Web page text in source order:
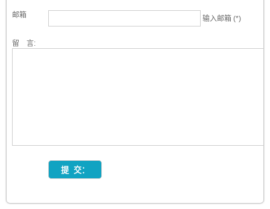
邮箱 输入邮箱 (*)
留 言: